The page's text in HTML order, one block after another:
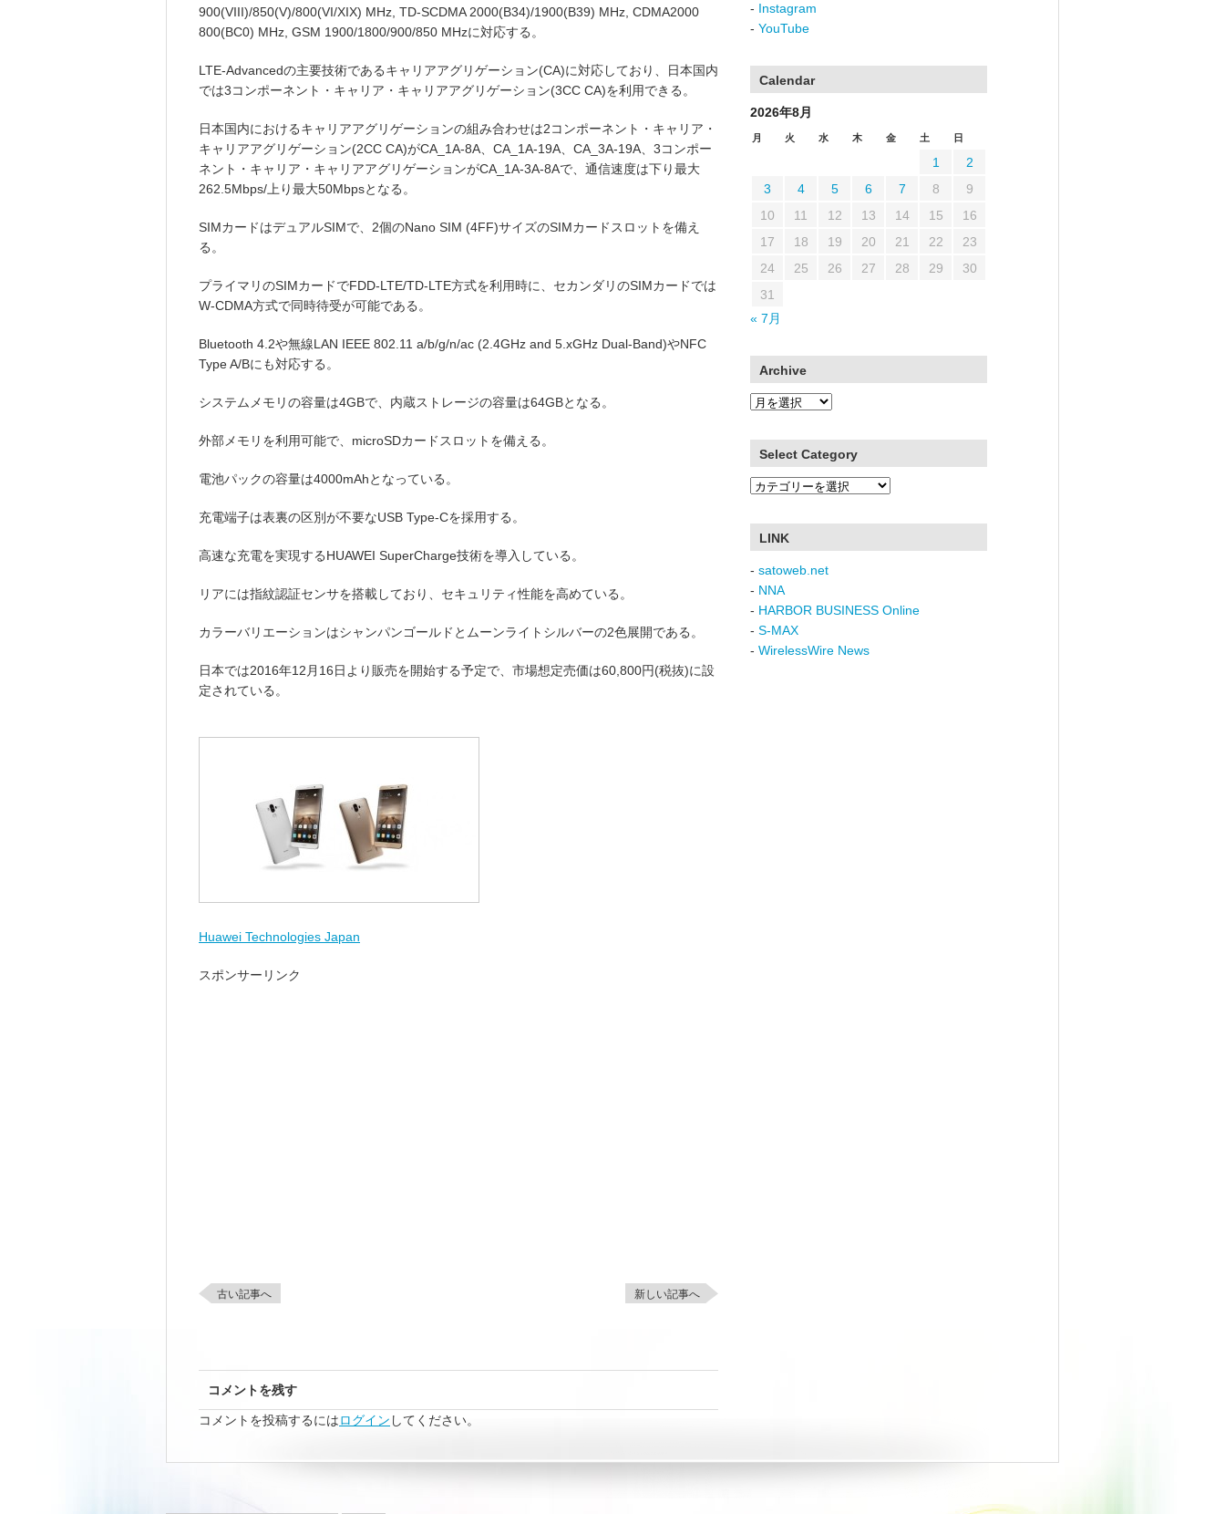
900(VIII)/850(V)/800(VI/XIX) MHz, TD-SCDMA 2000(B34)/1900(B39) MHz, CDMA2000
800(BC0) MHz, GSM 1900/1800/900/850 MHzに対応する。
LTE-Advancedの主要技術であるキャリアアグリゲーション(CA)に対応しており、日本国内
では3コンポーネント・キャリア・キャリアアグリゲーション(3CC CA)を利用できる。
日本国内におけるキャリアアグリゲーションの組み合わせは2コンポーネント・キャリア・
キャリアアグリゲーション(2CC CA)がCA_1A-8A、CA_1A-19A、CA_3A-19A、3コンポー
ネント・キャリア・キャリアアグリゲーションがCA_1A-3A-8Aで、通信速度は下り最大
262.5Mbps/上り最大50Mbpsとなる。
SIMカードはデュアルSIMで、2個のNano SIM (4FF)サイズのSIMカードスロットを備え
る。
プライマリのSIMカードでFDD-LTE/TD-LTE方式を利用時に、セカンダリのSIMカードでは
W-CDMA方式で同時待受が可能である。
Bluetooth 4.2や無線LAN IEEE 802.11 a/b/g/n/ac (2.4GHz and 5.xGHz Dual-Band)やNFC
Type A/Bにも対応する。
システムメモリの容量は4GBで、内蔵ストレージの容量は64GBとなる。
外部メモリを利用可能で、microSDカードスロットを備える。
電池パックの容量は4000mAhとなっている。
充電端子は表裏の区別が不要なUSB Type-Cを採用する。
高速な充電を実現するHUAWEI SuperCharge技術を導入している。
リアには指紋認証センサを搭載しており、セキュリティ性能を高めている。
カラーバリエーションはシャンパンゴールドとムーンライトシルバーの2色展開である。
日本では2016年12月16日より販売を開始する予定で、市場想定売価は60,800円(税抜)に設
定されている。
Huawei Technologies Japan
スポンサーリンク
古い記事へ 新しい記事へ
コメントを残す
コメントを投稿するにはログイン してください。
- Instagram
- YouTube
Calendar
2026年8月
月 火 水 木 金 土 日
1
2
3
4 5 6 7 8
9
10
11 12 13 14 15
16
17
18 19 20 21 22
23
24
25 26 27 28 29
30
31
« 7月
Archive
Archive
Select Category
Select
LINK
- satoweb.net
- NNA
- HARBOR BUSINESS Online
- S-MAX
- WirelessWire News